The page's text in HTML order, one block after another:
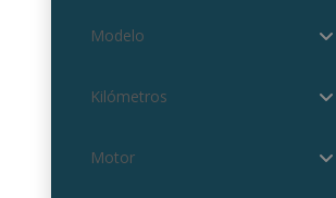
Modelo
Kilómetros
Motor